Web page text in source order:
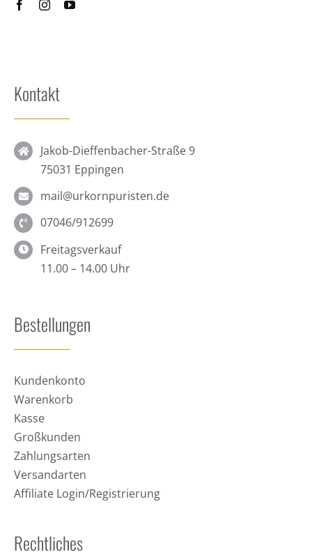
Kontakt
Jakob-Dieffenbacher-Straße 9
75031 Eppingen
mail@urkornpuristen.de
07046/912699
Freitagsverkauf
11.00 – 14.00 Uhr
Bestellungen
Kundenkonto
Warenkorb
Kasse
Großkunden
Zahlungsarten
Versandarten
Affiliate Login/Registrierung
Rechtliches